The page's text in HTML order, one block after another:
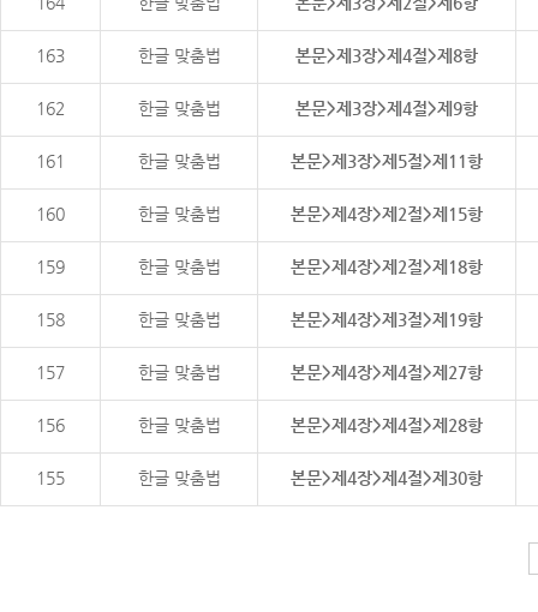
163 한글 맞춤법 본문>제3장>제4절>제8항
162 한글 맞춤법 본문>제3장>제4절>제9항
161 한글 맞춤법 본문>제3장>제5절>제11항
160 한글 맞춤법 본문>제4장>제2절>제15항
159 한글 맞춤법 본문>제4장>제2절>제18항
158 한글 맞춤법 본문>제4장>제3절>제19항
157 한글 맞춤법 본문>제4장>제4절>제27항
156 한글 맞춤법 본문>제4장>제4절>제28항
155 한글 맞춤법 본문>제4장>제4절>제30항